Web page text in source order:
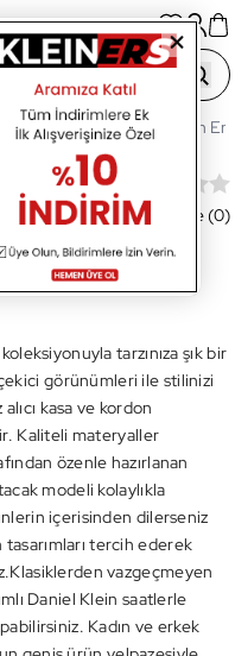
DK.1.12648.6 Dkln
Değerlendirme (0)
tarzınıza şık bir
görünümleri ile stilinizi
kasa ve kordon
Kaliteli materyaller
özenle hazırlanan
modeli kolaylıkla
içerisinden dilerseniz
tercih ederek
vazgeçmeyen
Daniel Klein saatlerle
Kadın ve erkek